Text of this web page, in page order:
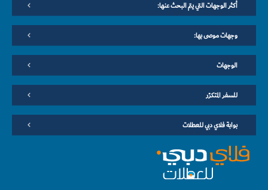
أكثر الوجهات التي يتم البحث عنها:
وجهات موصى بها:
الوجهات
للسفر المتكرّر
بوابة فلاي دبي للعطلات